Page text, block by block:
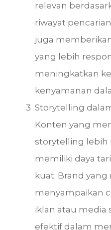
relevan
riwayat
juga
yang lebih
meningkatkan
kenyamanan
Storytelling
Konten yang
storytelling lebih
memiliki daya
kuat. Brand
menyampaikan
iklan atau media
efektif dalam